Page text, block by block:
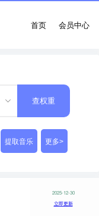
会员中心
首页
查权重
提取音乐 更多>
2025-12-30
立即更新